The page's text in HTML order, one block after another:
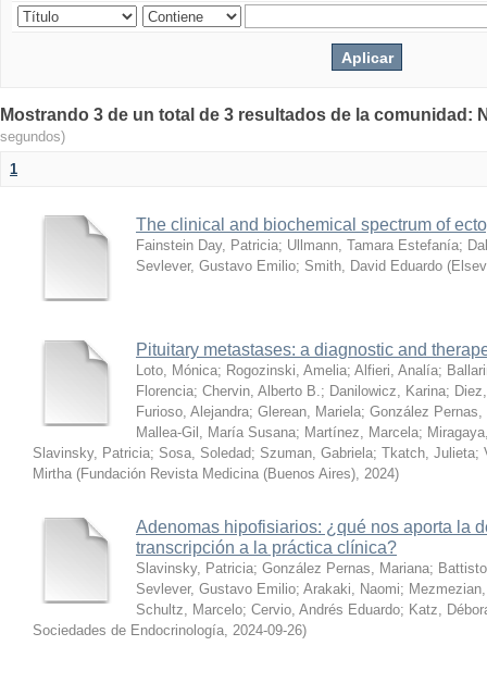
Mostrando 3 de un total de 3 resultados de la comunidad:
segundos)
1
The clinical and biochemical spectrum of
Fainstein Day, Patricia; Ullmann, Tamara Estefanía;
Sevlever, Gustavo Emilio; Smith, David Eduardo (
Pituitary metastases: a diagnostic and
Loto, Mónica; Rogozinski, Amelia; Alfieri, Analía;
Florencia; Chervin, Alberto B.; Danilowicz, Karina;
Furioso, Alejandra; Glerean, Mariela; González Pernas,
Mallea-Gil, María Susana; Martínez, Marcela;
Slavinsky, Patricia; Sosa, Soledad; Szuman, Gabriela; Tkatch, Julieta;
Mirtha (Fundación Revista Medicina (Buenos Aires), 2024)
Adenomas hipofisiarios: ¿qué nos aporta la
transcripción a la práctica clínica?
Slavinsky, Patricia; González Pernas, Mariana;
Sevlever, Gustavo Emilio; Arakaki, Naomi;
Schultz, Marcelo; Cervio, Andrés Eduardo; Katz,
Sociedades de Endocrinología, 2024-09-26)